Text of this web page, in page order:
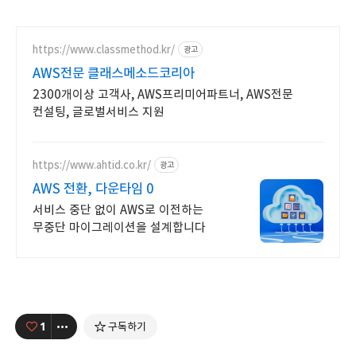
https://www.classmethod.kr/ 광고
AWS전문 클래스메소드코리아
2300개이상 고객사, AWS프리미어파트너, AWS전문
컨설팅, 글로벌서비스 지원
https://www.ahtid.co.kr/ 광고
AWS 전환, 다운타임 0
서비스 중단 없이 AWS로 이전하는
무중단 마이그레이션을 설계합니다
1 구독하기